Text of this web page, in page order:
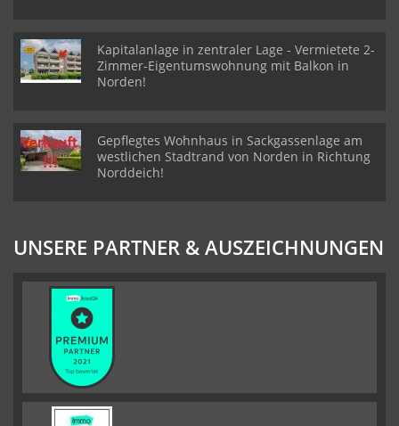
Kapitalanlage in zentraler Lage - Vermietete 2-
Zimmer-Eigentumswohnung mit Balkon in
Norden!
Gepflegtes Wohnhaus in Sackgassenlage am
westlichen Stadtrand von Norden in Richtung
Norddeich!
UNSERE PARTNER & AUSZEICHNUNGEN